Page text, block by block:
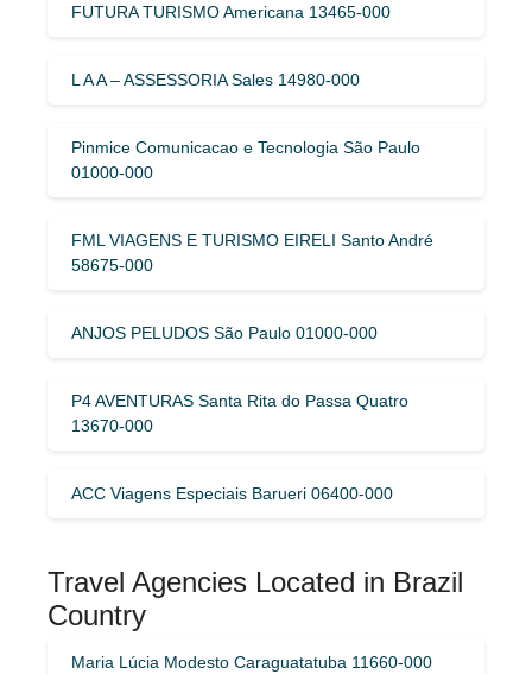
FUTURA TURISMO Americana 13465-000
L A A – ASSESSORIA Sales 14980-000
Pinmice Comunicacao e Tecnologia São Paulo
01000-000
FML VIAGENS E TURISMO EIRELI Santo André
58675-000
ANJOS PELUDOS São Paulo 01000-000
P4 AVENTURAS Santa Rita do Passa Quatro
13670-000
ACC Viagens Especiais Barueri 06400-000
Travel Agencies Located in Brazil
Country
Maria Lúcia Modesto Caraguatatuba 11660-000